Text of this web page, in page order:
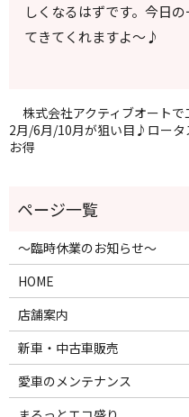
しくなるはずです。今日
てきてくれますよ〜♪
株式会社アクティブオート
2月/6月/10月が狙い目♪ロータ
お得
～臨時休業のお知らせ～
HOME
店舗案内
新車・中古車販売
愛車のメンテナンス